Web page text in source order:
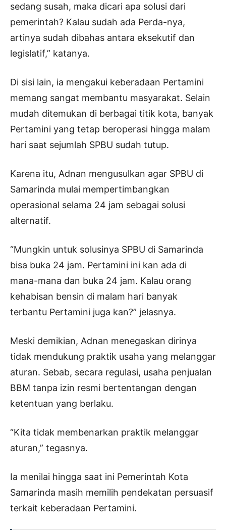
sedang susah, maka dicari apa solusi dari
pemerintah? Kalau sudah ada Perda-nya,
artinya sudah dibahas antara eksekutif dan
legislatif,” katanya.
Di sisi lain, ia mengakui keberadaan Pertamini
memang sangat membantu masyarakat. Selain
mudah ditemukan di berbagai titik kota, banyak
Pertamini yang tetap beroperasi hingga malam
hari saat sejumlah SPBU sudah tutup.
Karena itu, Adnan mengusulkan agar SPBU di
Samarinda mulai mempertimbangkan
operasional selama 24 jam sebagai solusi
alternatif.
“Mungkin untuk solusinya SPBU di Samarinda
bisa buka 24 jam. Pertamini ini kan ada di
mana-mana dan buka 24 jam. Kalau orang
kehabisan bensin di malam hari banyak
terbantu Pertamini juga kan?” jelasnya.
Meski demikian, Adnan menegaskan dirinya
tidak mendukung praktik usaha yang melanggar
aturan. Sebab, secara regulasi, usaha penjualan
BBM tanpa izin resmi bertentangan dengan
ketentuan yang berlaku.
“Kita tidak membenarkan praktik melanggar
aturan,” tegasnya.
Ia menilai hingga saat ini Pemerintah Kota
Samarinda masih memilih pendekatan persuasif
terkait keberadaan Pertamini.